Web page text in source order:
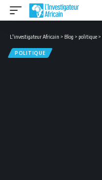
L'investigateur Africain > Blog > politique >
POLITIQUE